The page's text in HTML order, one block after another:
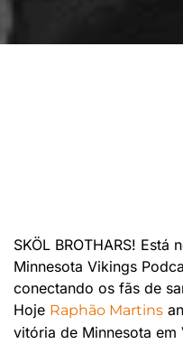
SKÖL BROTHARS! Está
Minnesota Vikings
conectando os fãs de
Hoje Raphão Martins
vitória de Minnesota em